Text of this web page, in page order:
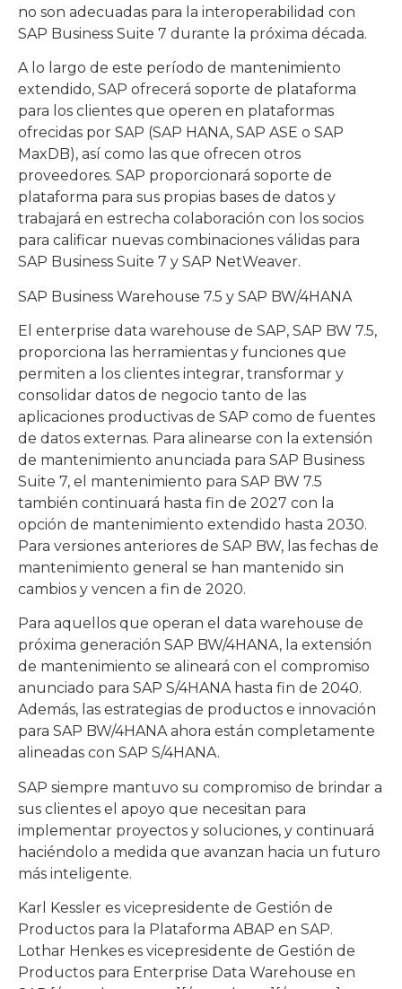
no son adecuadas para la interoperabilidad con
SAP Business Suite 7 durante la próxima década.
A lo largo de este período de mantenimiento
extendido, SAP ofrecerá soporte de plataforma
para los clientes que operen en plataformas
ofrecidas por SAP (SAP HANA, SAP ASE o SAP
MaxDB), así como las que ofrecen otros
proveedores. SAP proporcionará soporte de
plataforma para sus propias bases de datos y
trabajará en estrecha colaboración con los socios
para calificar nuevas combinaciones válidas para
SAP Business Suite 7 y SAP NetWeaver.
SAP Business Warehouse 7.5 y SAP BW/4HANA
El enterprise data warehouse de SAP, SAP BW 7.5,
proporciona las herramientas y funciones que
permiten a los clientes integrar, transformar y
consolidar datos de negocio tanto de las
aplicaciones productivas de SAP como de fuentes
de datos externas. Para alinearse con la extensión
de mantenimiento anunciada para SAP Business
Suite 7, el mantenimiento para SAP BW 7.5
también continuará hasta fin de 2027 con la
opción de mantenimiento extendido hasta 2030.
Para versiones anteriores de SAP BW, las fechas de
mantenimiento general se han mantenido sin
cambios y vencen a fin de 2020.
Para aquellos que operan el data warehouse de
próxima generación SAP BW/4HANA, la extensión
de mantenimiento se alineará con el compromiso
anunciado para SAP S/4HANA hasta fin de 2040.
Además, las estrategias de productos e innovación
para SAP BW/4HANA ahora están completamente
alineadas con SAP S/4HANA.
SAP siempre mantuvo su compromiso de brindar a
sus clientes el apoyo que necesitan para
implementar proyectos y soluciones, y continuará
haciéndolo a medida que avanzan hacia un futuro
más inteligente.
Karl Kessler es vicepresidente de Gestión de
Productos para la Plataforma ABAP en SAP.
Lothar Henkes es vicepresidente de Gestión de
Productos para Enterprise Data Warehouse en